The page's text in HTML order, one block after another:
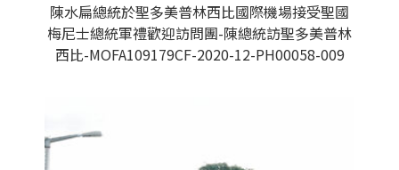
陳水扁總統於聖多美普林西比國際機場接受聖國
梅尼士總統軍禮歡迎訪問團-陳總統訪聖多美普林
西比-MOFA109179CF-2020-12-PH00058-009